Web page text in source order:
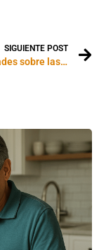
SIGUIENTE POST
Mitos y verdades sobre las várices